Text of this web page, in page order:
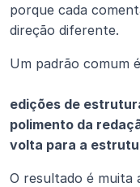
porque cada
direção diferente.
Um padrão comum
edições de
polimento da
volta para a
O resultado é muita